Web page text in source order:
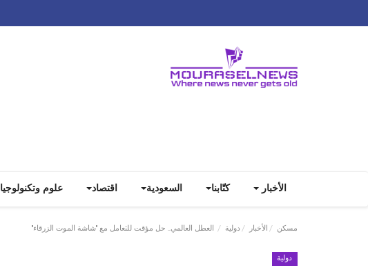
الأخبار كتّابنا السعودية اقتصاد علوم وتكنولوجيا
مسكن الأخبار دولية العطل العالمي.. حل مؤقت للتعامل مع "شاشة الموت الزرقاء"
دولية